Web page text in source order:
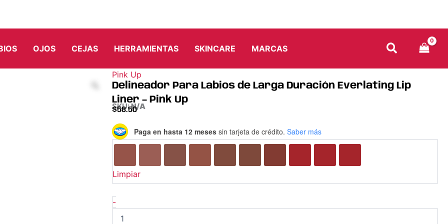
OJOS CEJAS HERRAMIENTAS SKINCARE MARCAS
Pink Up
Delineador Para Labios de Larga Duración Everlating Lip
Liner – Pink Up
SKU:N/A
$58.50
Paga en hasta 12 meses sin tarjeta de crédito. Saber más
Limpiar
-
Delineador
Para
Labios
Larga
Duración
Lip
Liner